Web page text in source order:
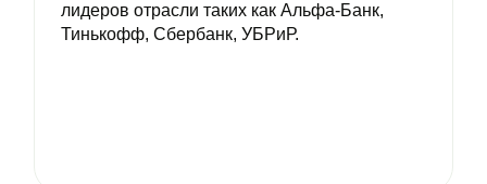
лидеров отрасли таких как Альфа-Банк,
Тинькофф, Сбербанк, УБРиР.